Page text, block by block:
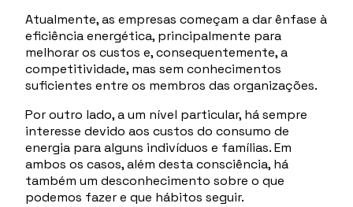
Atualmente, as empresas começam a dar ênfase à
eficiência energética, principalmente para
melhorar os custos e, consequentemente, a
competitividade, mas sem conhecimentos
suficientes entre os membros das organizações.
Por outro lado, a um nível particular, há sempre
interesse devido aos custos do consumo de
energia para alguns indivíduos e famílias. Em
ambos os casos, além desta consciência, há
também um desconhecimento sobre o que
podemos fazer e que hábitos seguir.